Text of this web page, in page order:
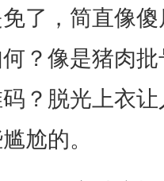
了，简直像傻
？像是猪肉
？脱光上衣
尬的。